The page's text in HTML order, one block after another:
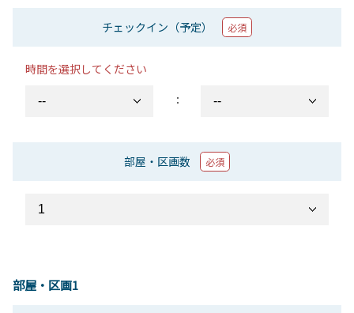
チェックイン（予定） 必須
時間を選択してください
：
部屋・区画数 必須
部屋・区画1